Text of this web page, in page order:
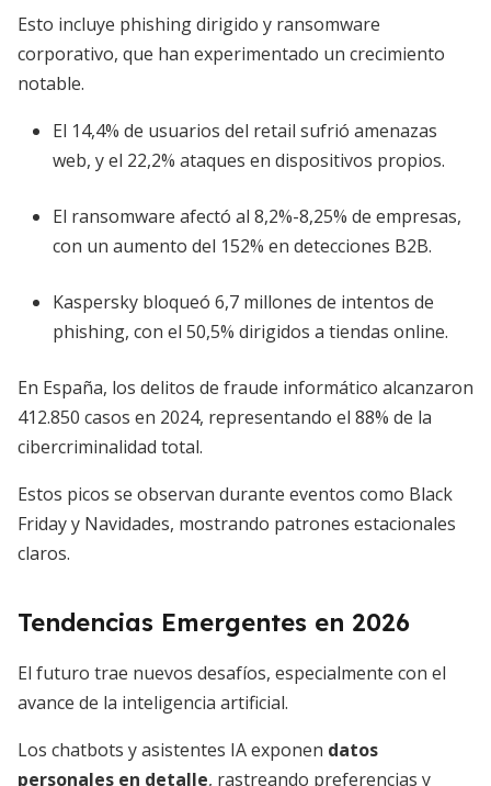
Esto incluye phishing dirigido y ransomware
corporativo, que han experimentado un crecimiento
notable.
El 14,4% de usuarios del retail sufrió amenazas
web, y el 22,2% ataques en dispositivos propios.
El ransomware afectó al 8,2%-8,25% de empresas,
con un aumento del 152% en detecciones B2B.
Kaspersky bloqueó 6,7 millones de intentos de
phishing, con el 50,5% dirigidos a tiendas online.
En España, los delitos de fraude informático alcanzaron
412.850 casos en 2024, representando el 88% de la
cibercriminalidad total.
Estos picos se observan durante eventos como Black
Friday y Navidades, mostrando patrones estacionales
claros.
Tendencias Emergentes en 2026
El futuro trae nuevos desafíos, especialmente con el
avance de la inteligencia artificial.
Los chatbots y asistentes IA exponen datos
personales en detalle, rastreando preferencias y